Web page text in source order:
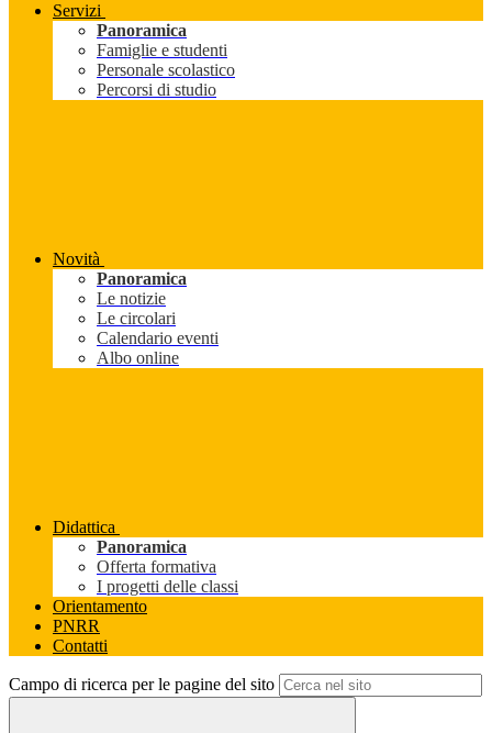
Servizi
Panoramica
Famiglie e studenti
Personale scolastico
Percorsi di studio
Novità
Panoramica
Le notizie
Le circolari
Calendario eventi
Albo online
Didattica
Panoramica
Offerta formativa
I progetti delle classi
Orientamento
PNRR
Contatti
Campo di ricerca per le pagine del sito